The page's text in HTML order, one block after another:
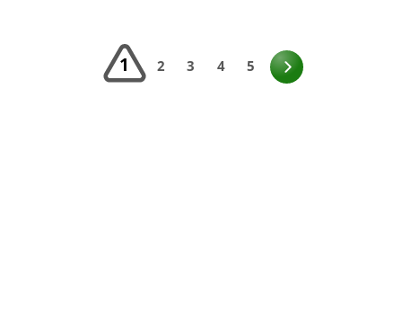
поединке Northern Ireland Open Марк Аллен
продемонстрировал мастерство и выдержку, […]
1 2 3 4 5